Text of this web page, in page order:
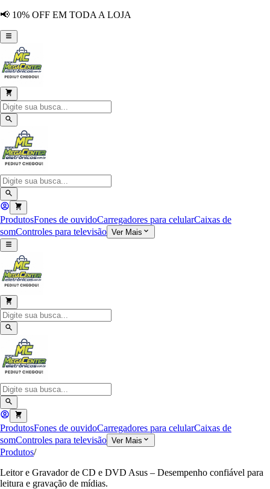
📢 10% OFF EM TODA A LOJA
ProdutosFones de ouvidoCarregadores para celularCaixas de
somControles para televisão Ver Mais
ProdutosFones de ouvidoCarregadores para celularCaixas de
somControles para televisão Ver Mais
Produtos/
Leitor e Gravador de CD e DVD Asus – Desempenho confiável para
leitura e gravação de mídias.